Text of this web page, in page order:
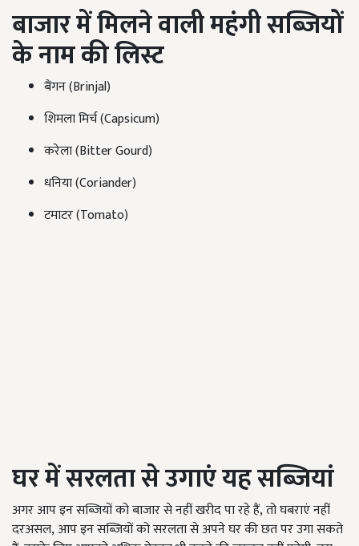
बाजार में मिलने वाली महंगी सब्जियों
के नाम की लिस्ट
बैंगन (Brinjal)
शिमला मिर्च (Capsicum)
करेला (Bitter Gourd)
धनिया (Coriander)
टमाटर (Tomato)
घर में सरलता से उगाएं यह सब्ज़ियां
अगर आप इन सब्जियों को बाजार से नहीं खरीद पा रहे हैं, तो घबराएं नहीं
दरअसल, आप इन सब्जियों को सरलता से अपने घर की छत पर उगा सकते